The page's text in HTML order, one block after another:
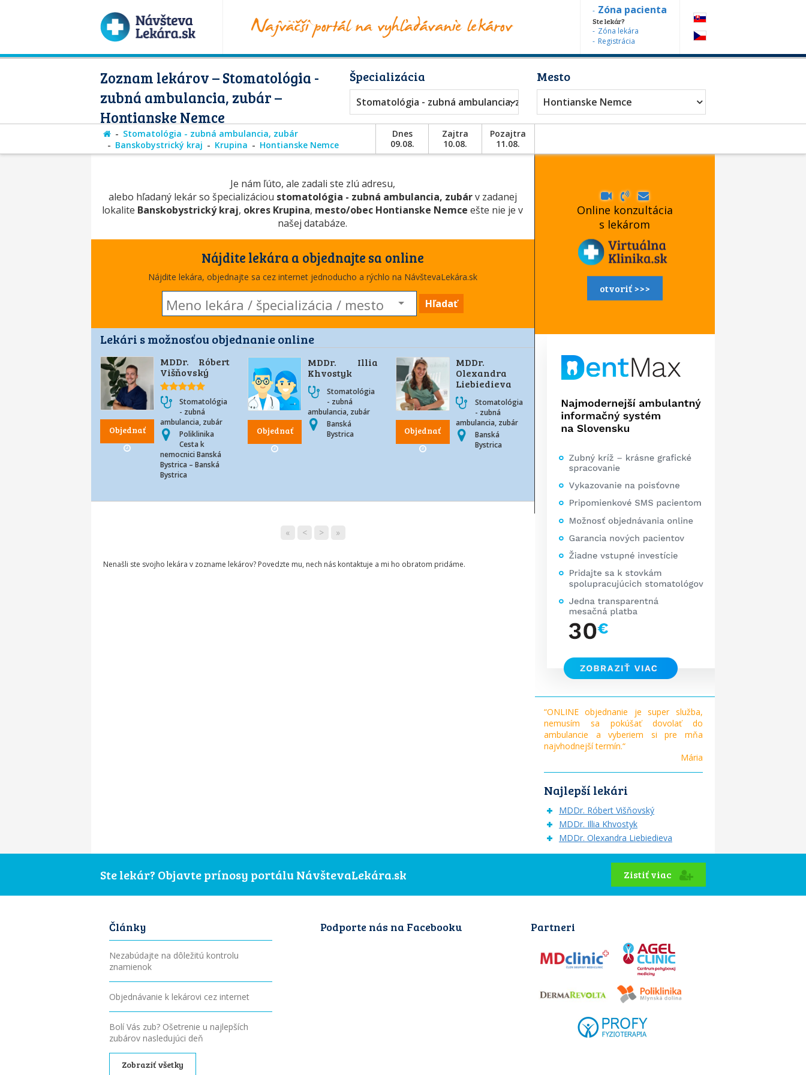
Zóna pacienta
Ste lekár?
Zóna lekára
Registrácia
Zoznam lekárov – Stomatológia -
zubná ambulancia, zubár –
Hontianske Nemce
Špecializácia
Stomatológia - zubná ambulancia, zubár
Mesto
Hontianske Nemce
Stomatológia - zubná ambulancia, zubár
Banskobystrický kraj
Krupina Hontianske Nemce
Dnes
09.08.
Zajtra
10.08.
Pozajtra
11.08.
Je nám ľúto, ale zadali ste zlú adresu,
alebo hľadaný lekár so špecializáciou stomatológia - zubná ambulancia, zubárv zadanej
lokalite Banskobystrický kraj, okres Krupina, mesto/obec Hontianske Nemce ešte nie je v
našej databáze.
Nájdite lekára a objednajte sa online
Nájdite lekára, objednajte sa cez internet jednoducho a rýchlo na NávštevaLekára.sk
Hľadať
Lekári s možnosťou objednanie online
Objednať
MDDr. Róbert
Višňovský
Stomatológia
- zubná
ambulancia, zubár
Poliklinika
Cesta k
nemocnici Banská
Bystrica – Banská
Bystrica
Objednať
MDDr. Illia
Khvostyk
Stomatológia
- zubná
ambulancia, zubár
Banská
Bystrica
Objednať
MDDr.
Olexandra
Liebiedieva
Stomatológia
- zubná
ambulancia, zubár
Banská
Bystrica
« < > »
Nenašli ste svojho lekára v zozname lekárov? Povedzte mu, nech nás kontaktuje a mi ho obratom pridáme.
Online konzultácia
s lekárom
otvoriť >>>
“ONLINE objednanie je super služba,
nemusím sa pokúšať dovolať do
ambulancie a vyberiem si pre mňa
najvhodnejší termín.“
Mária
Najlepší lekári
MDDr. Róbert Višňovský
MDDr. Illia Khvostyk
MDDr. Olexandra Liebiedieva
Ste lekár? Objavte prínosy portálu NávštevaLekára.sk Zistiť viac
Články
Nezabúdajte na dôležitú kontrolu
znamienok
Objednávanie k lekárovi cez internet
Bolí Vás zub? Ošetrenie u najlepších
zubárov nasledujúci deň
Zobraziť všetky
Podporte nás na Facebooku Partneri